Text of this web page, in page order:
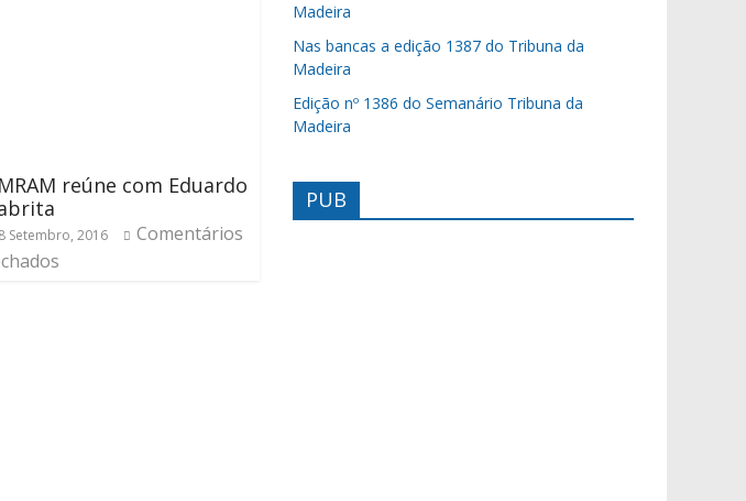
reúne com Eduardo
8 Setembro, 2016
Comentários
Madeira
Nas bancas a edição 1387 do Tribuna da
Madeira
Edição nº 1386 do Semanário Tribuna da
Madeira
PUB